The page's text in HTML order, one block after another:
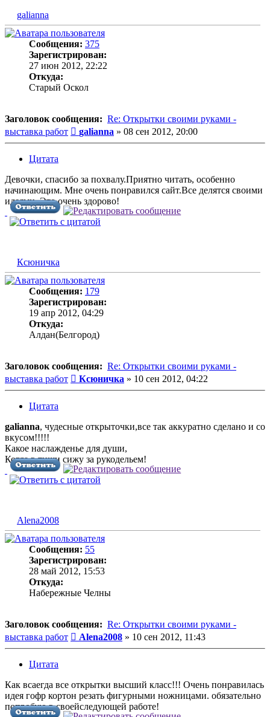
galianna
Сообщения: 375
Зарегистрирован:
27 июн 2012, 22:22
Откуда:
Старый Оскол
Заголовок сообщения: Re: Открытки своими руками -
выставка работ
Сообщение
galianna » 08 сен 2012, 20:00
Цитата
Девочки, спасибо за похвалу.Приятно читать, особенно
начинающим. Мне очень понравился сайт.Все делятся своими
идеями .Это очень здорово!
Ксюничка
Сообщения: 179
Зарегистрирован:
19 апр 2012, 04:29
Откуда:
Алдан(Белгород)
Заголовок сообщения: Re: Открытки своими руками -
выставка работ
Сообщение
Ксюничка » 10 сен 2012, 04:22
Цитата
galianna, чудесные открыточки,все так аккуратно сделано и со
вкусом!!!!!
Какое наслажденье для души,
Когда в тиши сижу за рукодельем!
Alena2008
Сообщения: 55
Зарегистрирован:
28 май 2012, 15:53
Откуда:
Набережные Челны
Заголовок сообщения: Re: Открытки своими руками -
выставка работ
Сообщение
Alena2008 » 10 сен 2012, 11:43
Цитата
Как всаегда все открытки высший класс!!! Очень понравилась
идея гофр кортон резать фигурными ножницами. обязательно
попробую в своейследующей работе!